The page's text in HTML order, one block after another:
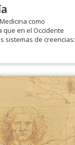
como
que en el Occidente
sistemas de creencias: